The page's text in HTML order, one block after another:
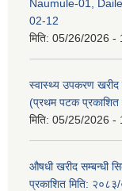
Naumule-01,
02-12
मिति: 05/26/2026 -
स्वास्थ्य उपकरण खरीद
(प्रथम पटक
मिति: 05/25/2026 -
औषधी खरीद सम्बन्धी
प्रकाशित मिति: